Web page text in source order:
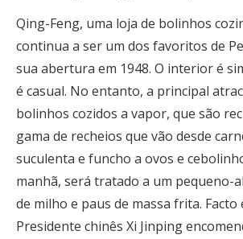
Qing-Feng, uma loja de bolinhos
continua a ser um dos favoritos de
sua abertura em 1948. O interior é
é casual. No entanto, a principal
bolinhos cozidos a vapor, que são
gama de recheios que vão desde
suculenta e funcho a ovos e
manhã, será tratado a um pequeno-
de milho e paus de massa frita. Facto
Presidente chinês Xi Jinping